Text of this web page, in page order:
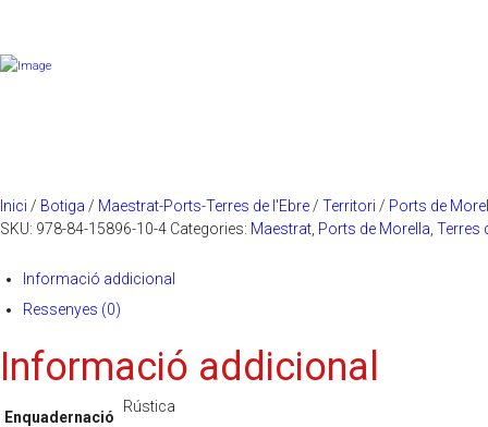
Inici / Botiga / Maestrat-Ports-Terres de l'Ebre / Territori / Ports de
SKU: 978-84-15896-10-4 Categories: Maestrat Ports de Morella Terres
Informació addicional
Ressenyes (0)
Informació addicional
Enquadernació
Rústica